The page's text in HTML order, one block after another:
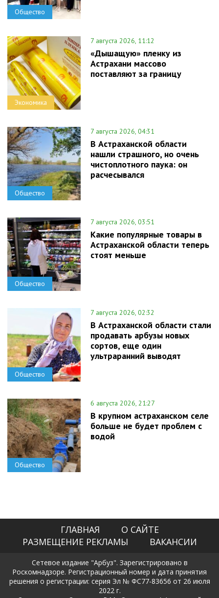
Общество
Экономика
7 августа 2026, 11:12
«Дышащую» пленку из
Астрахани массово
поставляют за границу
Общество
7 августа 2026, 04:31
В Астраханской области
нашли страшного, но очень
чистоплотного паука: он
расчесывался
Общество
7 августа 2026, 03:51
Какие популярные товары в
Астраханской области теперь
стоят меньше
Общество
7 августа 2026, 02:32
В Астраханской области стали
продавать арбузы новых
сортов, еще один
ультраранний выводят
Общество
6 августа 2026, 21:27
В крупном астраханском селе
больше не будет проблем с
водой
ГЛАВНАЯ
О САЙТЕ
РАЗМЕЩЕНИЕ РЕКЛАМЫ
ВАКАНСИИ
Сетевое издание "Арбуз". Зарегистрировано в
Роскомнадзоре. Регистрационный номер и дата принятия
решения о регистрации: серия Эл № ФС77-83656 от 26 июля
2022 г.